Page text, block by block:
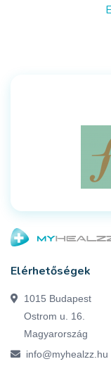
Elérhetőségek
1015 Budapest
Ostrom u. 16.
Magyarország
info@myhealzz.hu